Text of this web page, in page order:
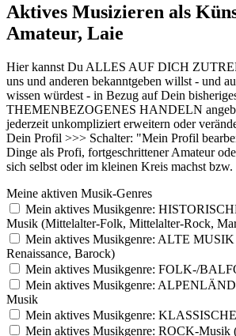
Aktives Musizieren als
Amateur, Laie
Hier kannst Du ALLES AUF DICH
uns und anderen bekanntgeben willst - und
wissen würdest - in Bezug auf Dein
THEMENBEZOGENES HANDELN
jederzeit unkompliziert erweitern oder
Dein Profil >>> Schalter: "Mein Profil
Dinge als Profi, fortgeschrittener Amateur
sich selbst oder im kleinen Kreis machst bzw.
Meine aktiven Musik-Genres
Mein aktives Musikgenre:
Musik (Mittelalter-Folk, Mittelalter-Rock,
Mein aktives Musikgenre: ALTE MUSIK
Renaissance, Barock)
Mein aktives Musikgenre: FOLK-/
Mein aktives Musikgenre:
Musik
Mein aktives Musikgenre:
Mein aktives Musikgenre: ROCK-Musik